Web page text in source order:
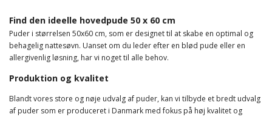
Find den ideelle hovedpude 50 x 60 cm
Puder i størrelsen 50x60 cm, som er designet til at skabe en optimal og
behagelig nattesøvn. Uanset om du leder efter en blød pude eller en
allergivenlig løsning, har vi noget til alle behov.
Produktion og kvalitet
Blandt vores store og nøje udvalg af puder, kan vi tilbyde et bredt udvalg
af puder som er produceret i Danmark med fokus på høj kvalitet og